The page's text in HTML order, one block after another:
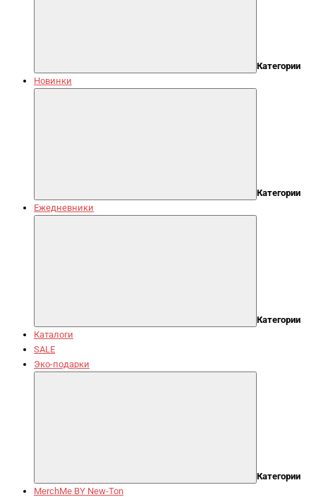
Категории
Новинки
Категории
Ежедневники
Категории
Каталоги
SALE
Эко-подарки
Категории
MerchMe BY New-Ton